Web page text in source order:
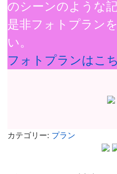
のシーンのような
是非フォトプラン
い。
フォトプランはこ
カテゴリー: プラン